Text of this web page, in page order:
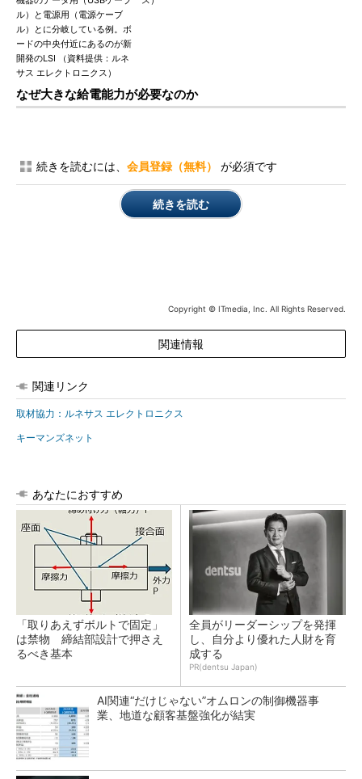
ル）と電源用（電源ケーブ
ル）とに分岐している例。ボ
ードの中央付近にあるのが新
開発のLSI （資料提供：ルネ
サス エレクトロニクス）
なぜ大きな給電能力が必要なのか
続きを読むには、 会員登録（無料） が必須です
続きを読む
Copyright © ITmedia, Inc. All Rights Reserved.
関連情報
関連リンク
取材協力：ルネサス エレクトロニクス
キーマンズネット
あなたにおすすめ
「取りあえずボルトで固定」
は禁物 締結部設計で押さえ
るべき基本
全員がリーダーシップを発揮
し、自分より優れた人財を育
成する
PR(dentsu Japan)
AI関連“だけじゃない”オムロンの制御機器事
業、地道な顧客基盤強化が結実